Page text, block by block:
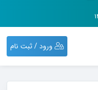
ورود / ثبت نام